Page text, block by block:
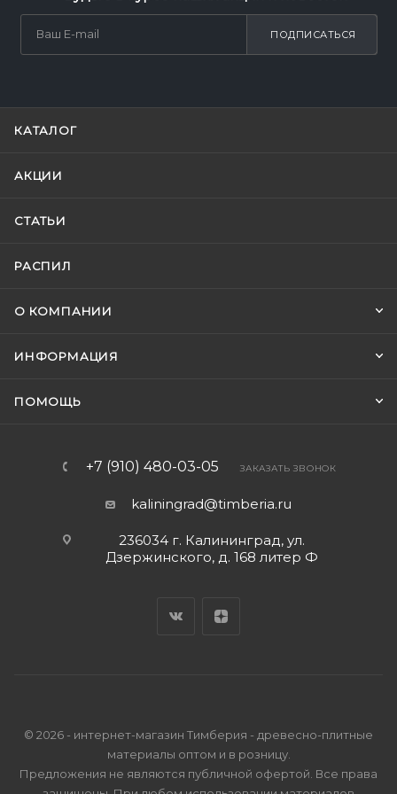
ПОДПИСАТЬСЯ
КАТАЛОГ
АКЦИИ
СТАТЬИ
РАСПИЛ
О КОМПАНИИ
ИНФОРМАЦИЯ
ПОМОЩЬ
+7 (910) 480-03-05 ЗАКАЗАТЬ ЗВОНОК
kaliningrad@timberia.ru
236034 г. Калининград, ул.
Дзержинского, д. 168 литер Ф
© 2026 - интернет-магазин Тимберия - древесно-плитные
материалы оптом и в розницу.
Предложения не являются публичной офертой. Все права